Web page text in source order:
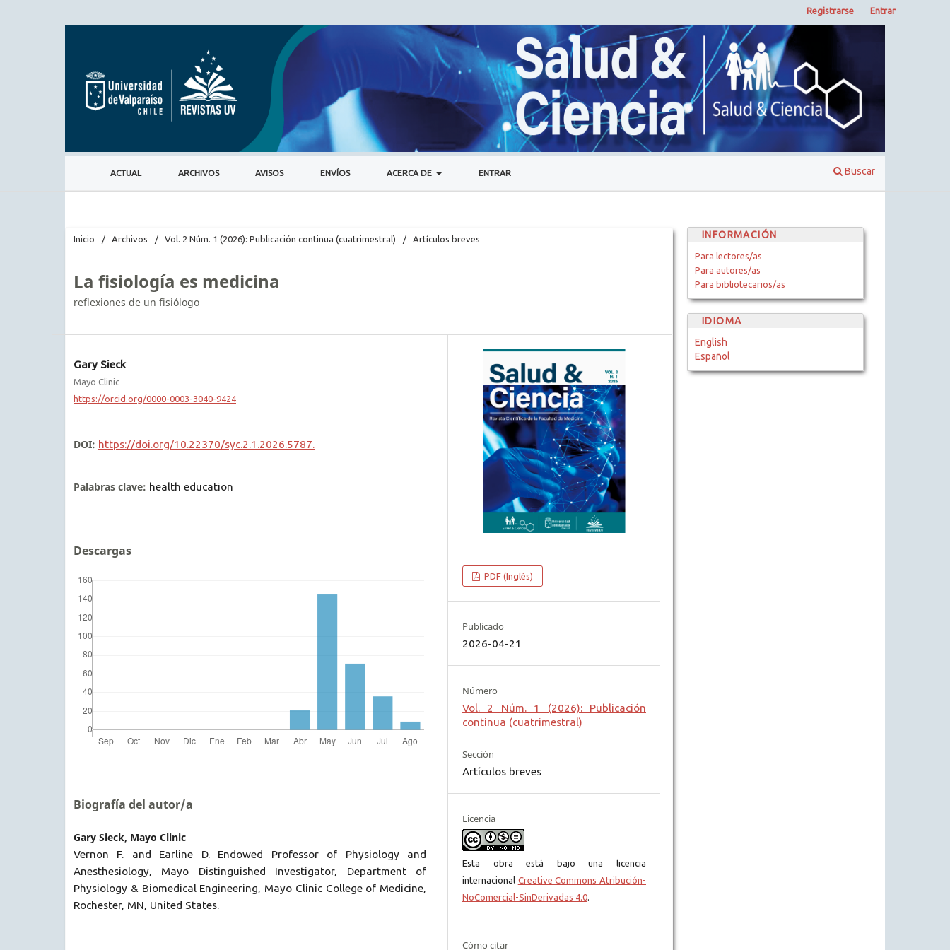
ACTUAL ARCHIVOS AVISOS ENVÍOS ACERCA DE ENTRAR Buscar
Registrarse Entrar
Inicio / Archivos / Vol. 2 Núm. 1 (2026): Publicación continua (cuatrimestral) / Artículos breves
La fisiología es medicina
reflexiones de un fisiólogo
Gary Sieck
Mayo Clinic
https://orcid.org/0000-0003-3040-9424
DOI: https://doi.org/10.22370/syc.2.1.2026.5787.
Palabras clave: health education
Descargas
Biografía del autor/a
Gary Sieck, Mayo Clinic
Vernon F. and Earline D. Endowed Professor of Physiology and
Anesthesiology, Mayo Distinguished Investigator, Department of
Physiology & Biomedical Engineering, Mayo Clinic College of Medicine,
Rochester, MN, United States.
PDF (Inglés)
Publicado
2026-04-21
Número
Vol. 2 Núm. 1 (2026): Publicación
continua (cuatrimestral)
Sección
Artículos breves
Licencia
Esta obra está bajo una licencia
internacional Creative Commons Atribución-
NoComercial-SinDerivadas 4.0.
Cómo citar
INFORMACIÓN
Para lectores/as
Para autores/as
Para bibliotecarios/as
IDIOMA
English
Español